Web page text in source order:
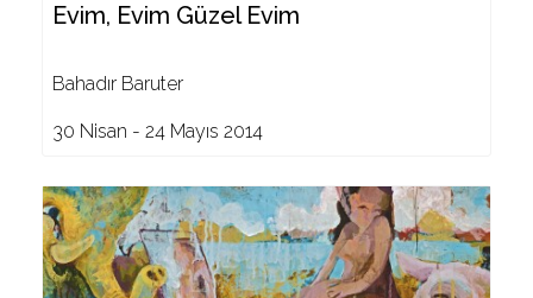
Evim, Evim Güzel Evim
Bahadır Baruter
30 Nisan - 24 Mayıs 2014